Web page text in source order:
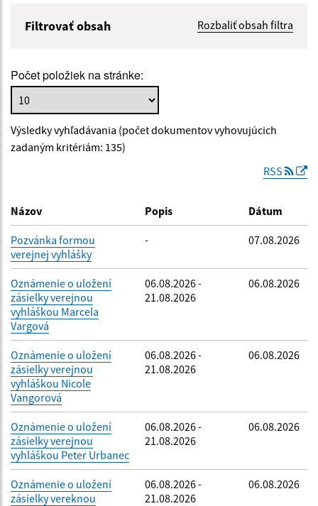
Filtrovať obsah Rozbaliť obsah filtra
Popis:
Dátum zverejnenia od:
Filtrovať
Počet položiek na stránke:
Výsledky vyhľadávania (počet dokumentov vyhovujúcich
zadaným kritériám: 135)
RSS
Názov Popis Dátum
Pozvánka formou
verejnej vyhlášky
- 07.08.2026
Oznámenie o uložení
zásielky verejnou
vyhláškou Marcela
Vargová
06.08.2026 -
21.08.2026
06.08.2026
Oznámenie o uložení
zásielky verejnou
vyhláškou Nicole
Vangorová
06.08.2026 -
21.08.2026
06.08.2026
Oznámenie o uložení
zásielky verejnou
vyhláškou Peter Urbanec
06.08.2026 -
21.08.2026
06.08.2026
Oznámenie o uložení
zásielky vereknou
06.08.2026 -
21.08.2026
06.08.2026